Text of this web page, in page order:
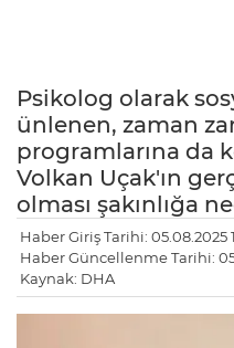
Psikolog olarak
ünlenen, zaman
programlarına da
Volkan Uçak'ın
olması şakınlığa
Haber Giriş Tarihi: 05.08.2025
Haber Güncellenme Tarihi:
Kaynak: DHA